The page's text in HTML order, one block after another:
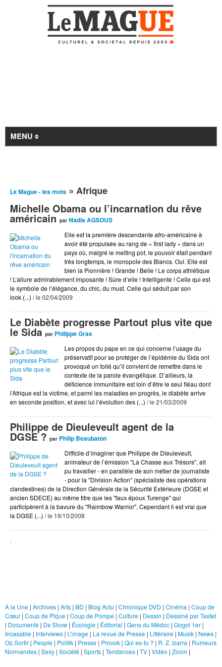
MENU
À la Une
Archives
Arts
BD
Blog Actu
Chroniques DVD
Cinéma
Coup de Coeur
Coup de Pique
Coup de Pompe
Culture
Dessin
Dessiné par Tastet
Documents
Écologie
Éditorial
Gens du Médoc
Gogol 1er
Incasable
Interviews
Où Sortir
People
Politik
Presse
Le Mague - les mots » Afrique
Michelle Obama ou l’incarnation du rêve
américain par Nadia AGSOUS
Elle est la première descendante afro-américaine à
avoir été propulsée au rang de « first lady » dans un
pays où, malgré le melting pot, le pouvoir était pendant
très longtemps, le monopole des Blancs. Oui. Elle est
bien la Pionnière ! Grande ! Belle ! Le corps athlétique
! L’allure admirablement imposante ! Sûre d’elle ! Intelligente ! Celle qui est
le symbole de l’élégance, du chic, du must. Celle qui séduit par son
look (...) / le 02/04/2009
Le Diabète progresse Partout plus vite que
le Sida par Philippe Gras
Les propos du pape en ce qui concerne l’usage du
préservatif pour se protéger de l’épidémie du Sida ont
provoqué un tollé qu’il convient de remettre dans le
contexte de la parole évangélique. D’ailleurs, la
déficience immunitaire est loin d’être le seul fléau dont
l’Afrique est la victime, et parmi les maladies en progrès, le diabète arrive
en seconde position, et avec lui l’évolution des (...) / le 21/03/2009
Philippe de Dieuleveult agent de la
DGSE ? par Philip Beaubaton
Difficile d’imaginer que Philippe de Dieuleveult,
animateur de l’émission "La Chasse aux Trésors", ait
pu travailler - en parallèle de son métier de journaliste
- pour la "Division Action" (spécialiste des opérations
clandestines) de la Direction Générale de la Sécurité Extérieure (DGSE et
ancien SDECE) au même titre que les "faux époux Turenge" qui
participèrent à la bavure du "Raimbow Warrior". Cependant il est vrai que
la DGSE (...) / le 19/10/2008
.
À la Une | Archives | Arts | BD | Blog Actu | Chronique DVD | Cinéma | Coup de
Cœur | Coup de Pique | Coup de Pompe | Culture | Dessin | Dessiné par Tastet
| Documents | Ds Show | Écologie | Éditorial | Gens du Médoc | Gogol 1er |
Incasable | Interviews | L’image | La revue de Presse | Littéraire | Musik | News |
Où Sortir | People | Politik | Presse | Provok | Qui es-tu ? | R. Z. Izarra | Rumeurs
Normandes | Sexy | Société | Sports | Tendances | TV | Vidéo | Zoom |